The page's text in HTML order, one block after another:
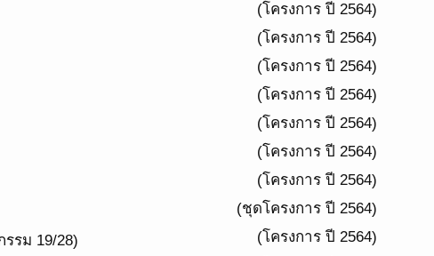
(โครงการ ปี 2564)
(โครงการ ปี 2564)
(โครงการ ปี 2564)
(โครงการ ปี 2564)
(โครงการ ปี 2564)
(โครงการ ปี 2564)
(โครงการ ปี 2564)
(ชุดโครงการ ปี 2564)
รรม 19/28)
(โครงการ ปี 2564)